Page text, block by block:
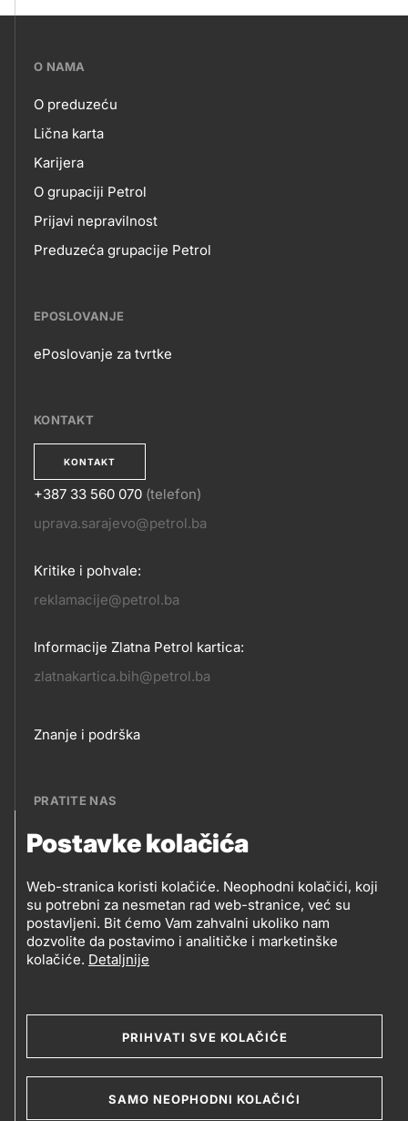
Postavke kolačića
Web-stranica koristi kolačiće. Neophodni kolačići, koji
su potrebni za nesmetan rad web-stranice, već su
postavljeni. Bit ćemo Vam zahvalni ukoliko nam
dozvolite da postavimo i analitičke i marketinške
kolačiće. Detaljnije
PRIHVATI SVE KOLAČIĆE
SAMO NEOPHODNI KOLAČIĆI
???
skupno.footer-
title???
O NAMA
O
NAMA
O preduzeću
Lična karta
Karijera
O grupaciji Petrol
Prijavi nepravilnost
Preduzeća grupacije Petrol
EPOSLOVANJE
ePoslovanje za tvrtke
KONTAKT
KONTAKT
KONTAKT
+387 33 560 070 (telefon)
uprava.sarajevo@petrol.ba
Kritike i pohvale:
reklamacije@petrol.ba
Informacije Zlatna Petrol kartica:
zlatnakartica.bih@petrol.ba
Footer
Znanje i podrška
PRATITE NAS
PRATITE
NAS
Petrol BH Oil Company, d.o.o.
Džemala Bijedića 202, 71210 Ilidža, Sarajevo
Social
media
Legal
2019-2026 Petrol BH Oil Company d.o.o. i Petrol d.d.,
Ljubljana
Uslovi upotrebe
Opći uslovi
Kolačići